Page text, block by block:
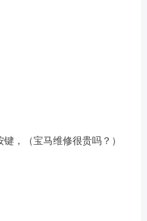
，（宝马维修很贵吗？）